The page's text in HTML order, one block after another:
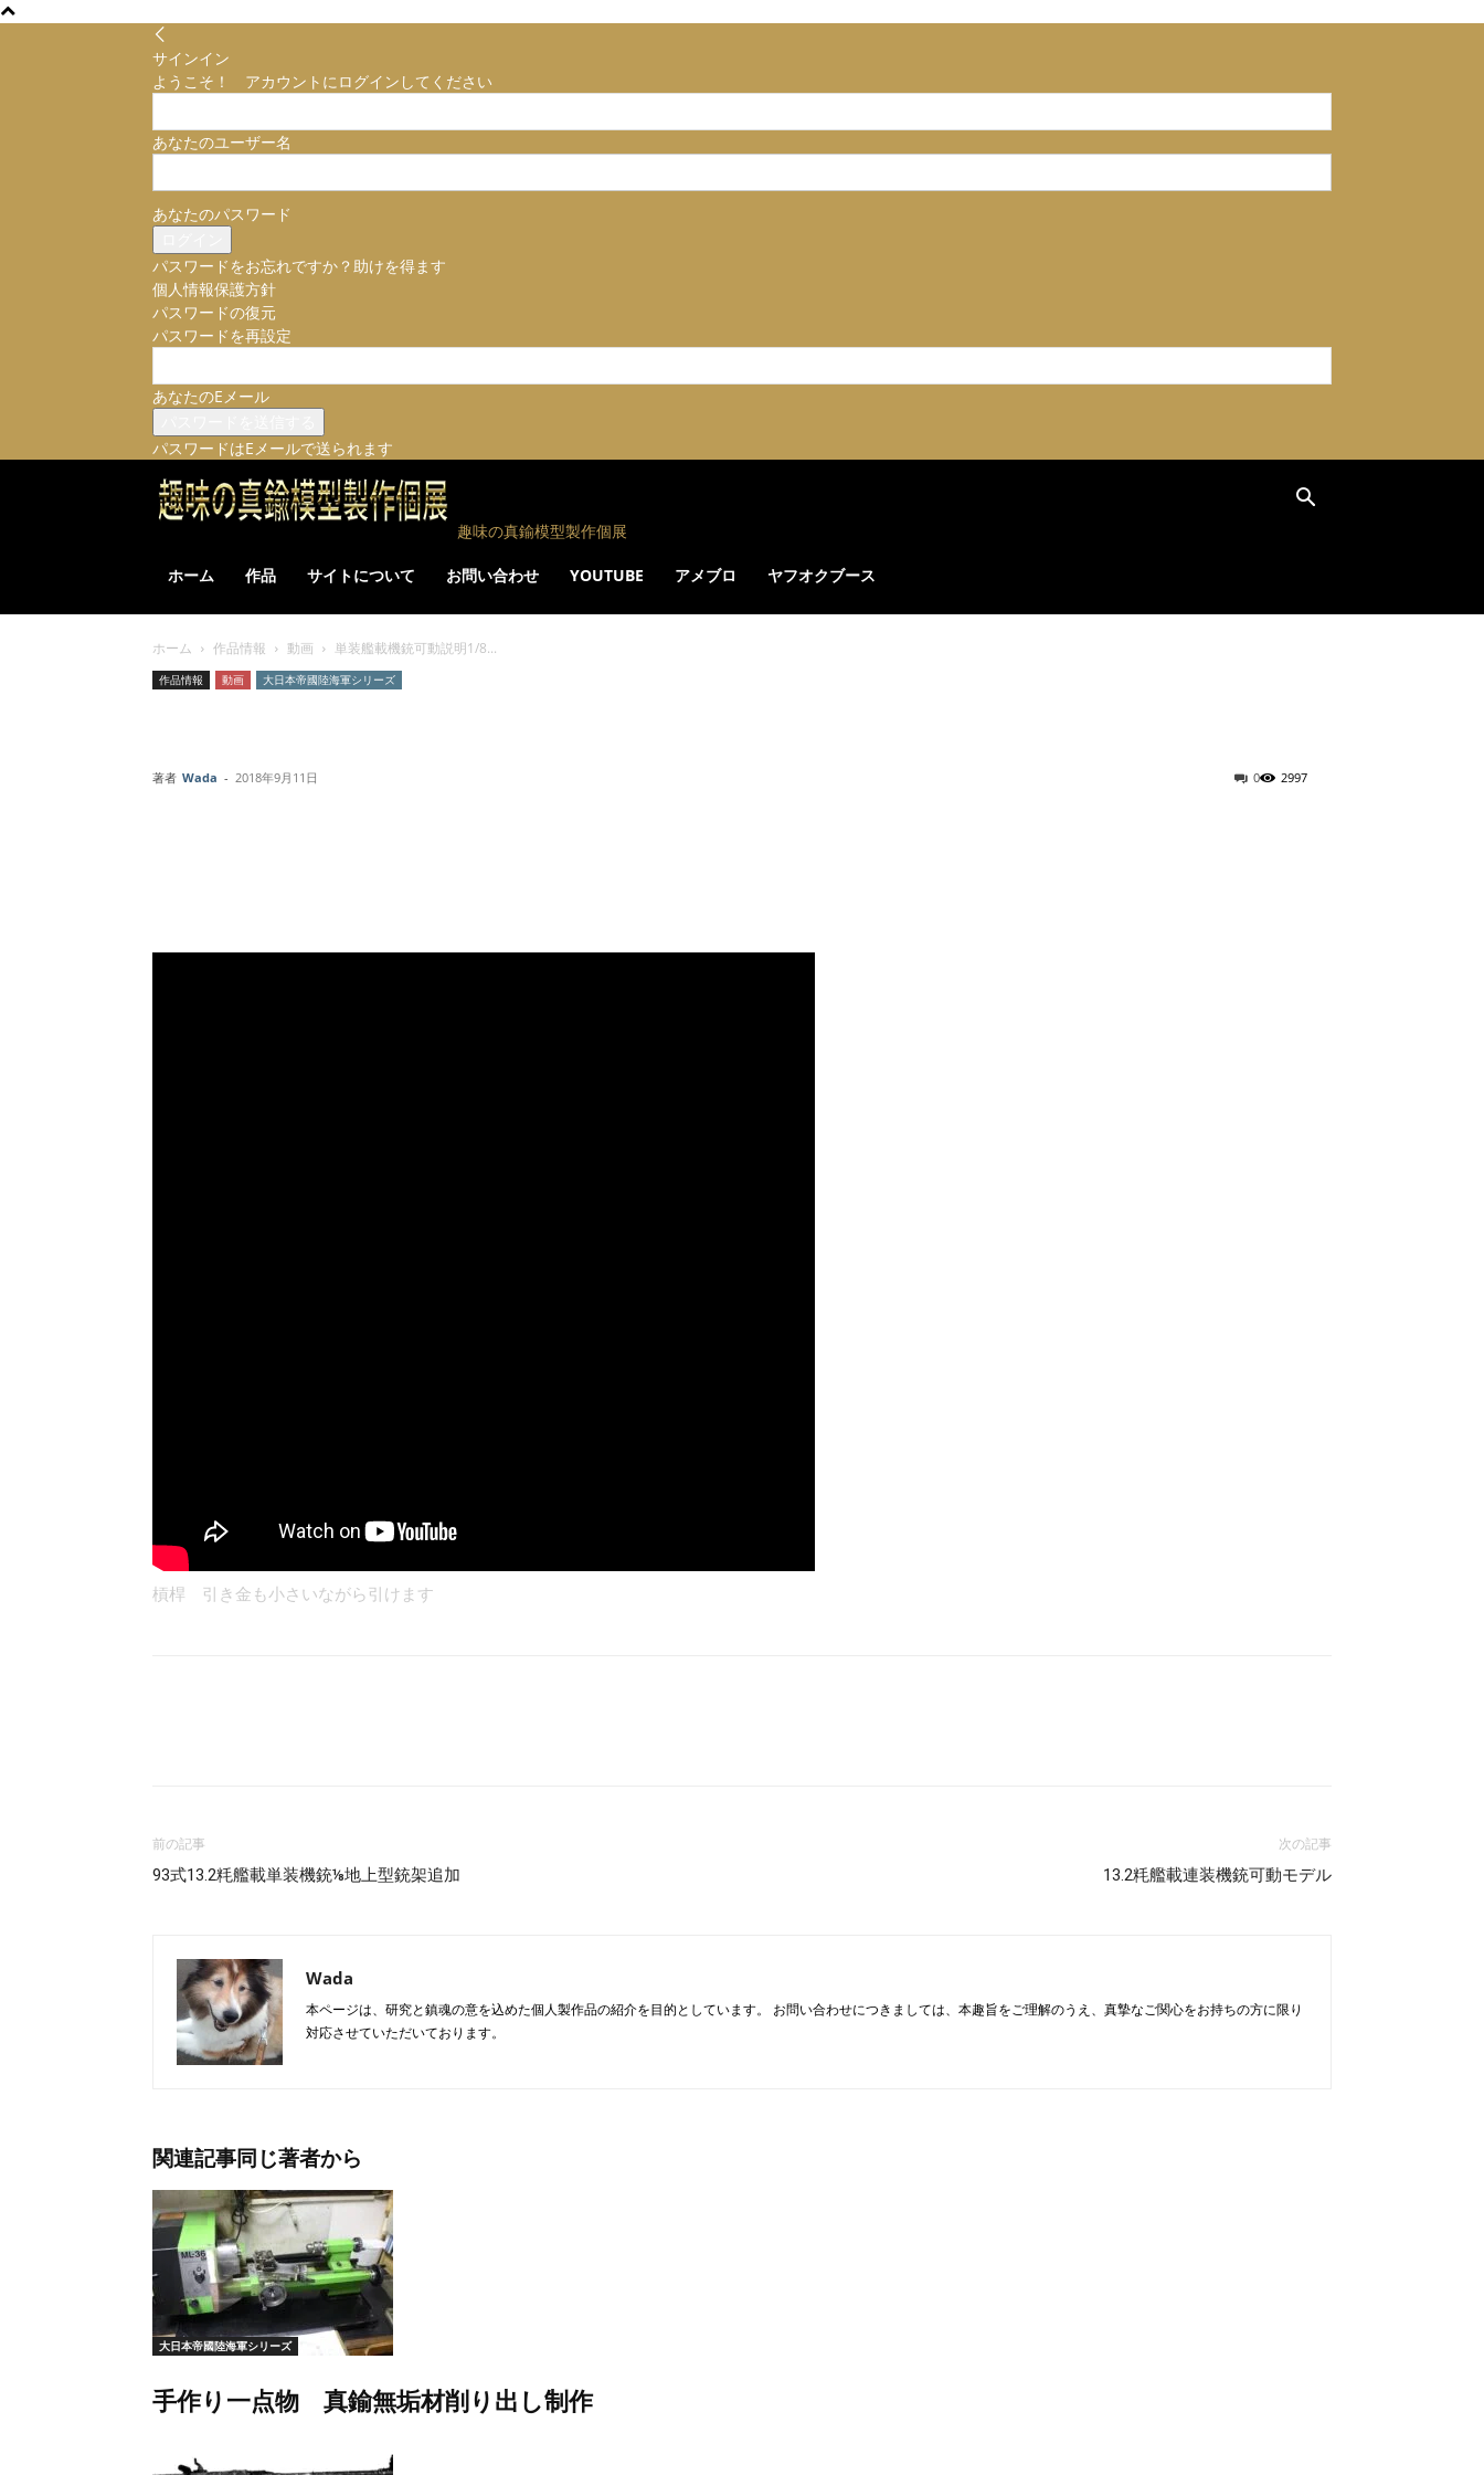
サインイン
ようこそ！ アカウントにログインしてください
あなたのユーザー名
あなたのパスワード
パスワードをお忘れですか？助けを得ます
個人情報保護方針
パスワードの復元
パスワードを再設定
あなたのEメール
パスワードはEメールで送られます
趣味の真鍮模型製作個展
ホーム 作品 サイトについて お問い合わせ YOUTUBE アメブロ ヤフオクブース
ホーム 作品情報 動画 単装艦載機銃可動説明1/8...
作品情報 動画 大日本帝國陸海軍シリーズ
著者 Wada - 2018年9月11日 2997
0
槓桿 引き金も小さいながら引けます
前の記事
93式13.2粍艦載単装機銃⅛地上型銃架追加
次の記事
13.2粍艦載連装機銃可動モデル
Wada
本ページは、研究と鎮魂の意を込めた個人製作品の紹介を目的としています。 お問い合わせにつきましては、本趣旨をご理解のうえ、真摯なご関心をお持ちの方に限り
対応させていただいております。
関連記事同じ著者から
大日本帝國陸海軍シリーズ
手作り一点物 真鍮無垢材削り出し制作